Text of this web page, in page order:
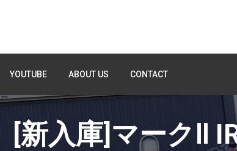
YOUTUBE ABOUT US CONTACT
[新入庫]マークⅡ